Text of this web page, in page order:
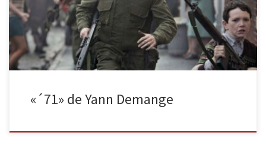
civilización, al final de una calle, justo anoche. La cinta bascula
entre tantos […]
«´71» de Yann Demange